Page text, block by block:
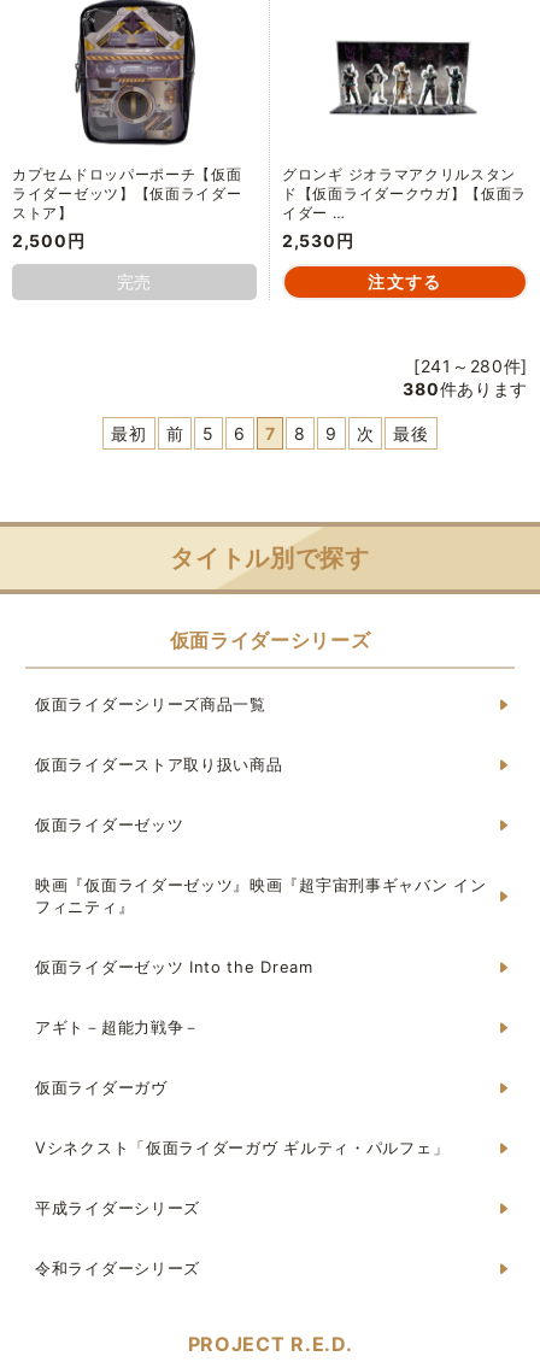
カプセムドロッパーポーチ【仮面
ライダーゼッツ】【仮面ライダー
ストア】
2,500円
完売
グロンギ ジオラマアクリルスタン
ド【仮面ライダークウガ】【仮面ラ
イダー …
2,530円
[241～280件]
380件あります
最初 前 5 6 7 8 9 次 最後
タイトル別で探す
仮面ライダーシリーズ
仮面ライダーシリーズ商品一覧
仮面ライダーストア取り扱い商品
仮面ライダーゼッツ
映画『仮面ライダーゼッツ』映画『超宇宙刑事ギャバン イン
フィニティ』
仮面ライダーゼッツ Into the Dream
アギト－超能力戦争－
仮面ライダーガヴ
Vシネクスト「仮面ライダーガヴ ギルティ・パルフェ」
平成ライダーシリーズ
令和ライダーシリーズ
PROJECT R.E.D.